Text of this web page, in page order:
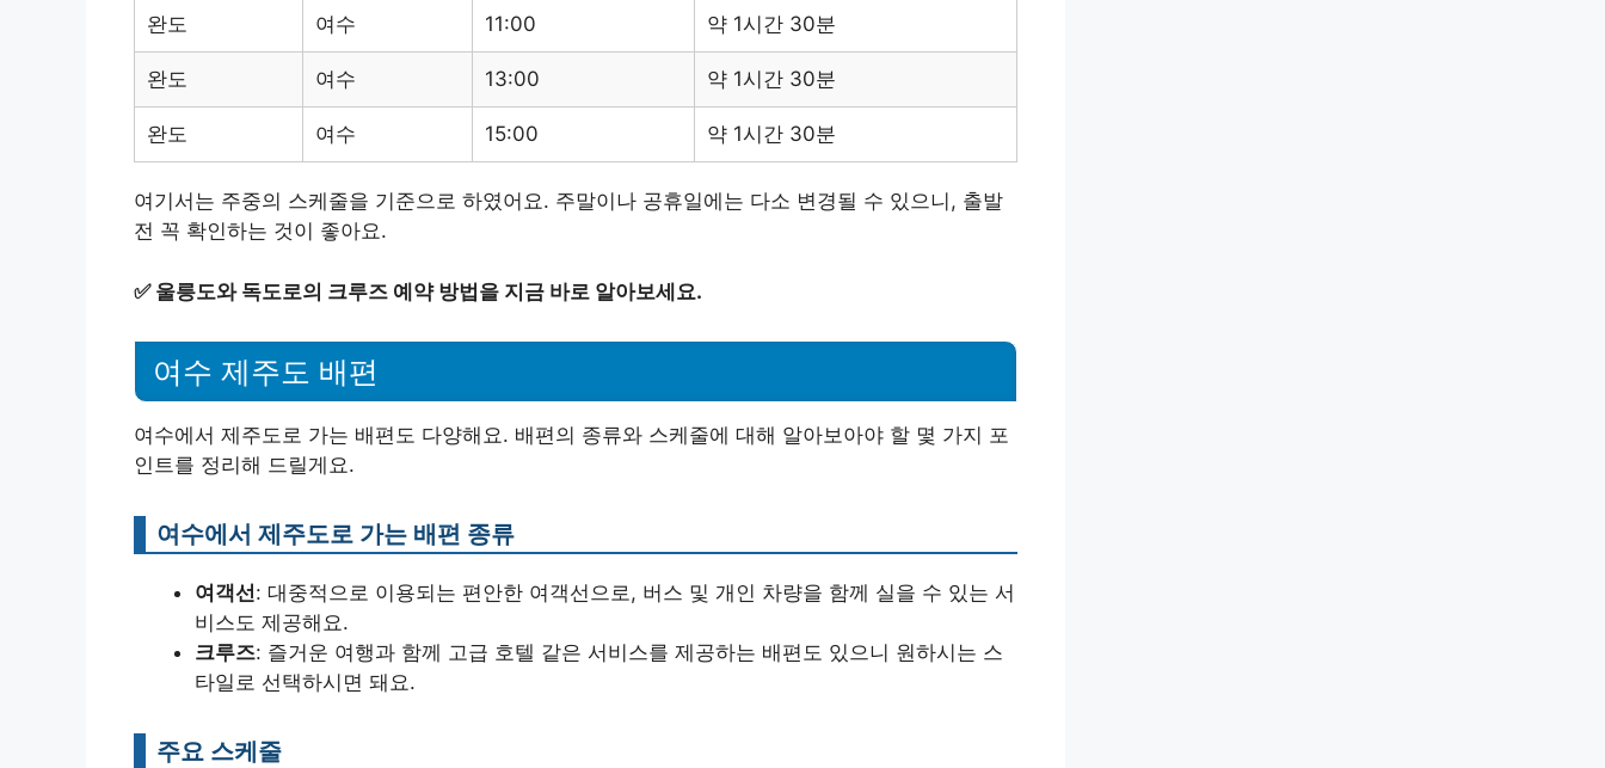
완도 여수 11:00 약 1시간 30분
완도 여수 13:00 약 1시간 30분
완도 여수 15:00 약 1시간 30분
여기서는 주중의 스케줄을 기준으로 하였어요. 주말이나 공휴일에는 다소 변경될 수 있으니, 출발
전 꼭 확인하는 것이 좋아요.
✅ 울릉도와 독도로의 크루즈 예약 방법을 지금 바로 알아보세요.
여수 제주도 배편
여수에서 제주도로 가는 배편도 다양해요. 배편의 종류와 스케줄에 대해 알아보아야 할 몇 가지 포
인트를 정리해 드릴게요.
여수에서 제주도로 가는 배편 종류
여객선: 대중적으로 이용되는 편안한 여객선으로, 버스 및 개인 차량을 함께 실을 수 있는 서
비스도 제공해요.
크루즈: 즐거운 여행과 함께 고급 호텔 같은 서비스를 제공하는 배편도 있으니 원하시는 스
타일로 선택하시면 돼요.
주요 스케줄